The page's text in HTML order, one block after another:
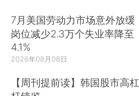
7月美国劳动力市场意外放缓
岗位减少2.3万个失业率降至
4.1%
2026年08月08日
【周刊提前读】韩国股市高杠